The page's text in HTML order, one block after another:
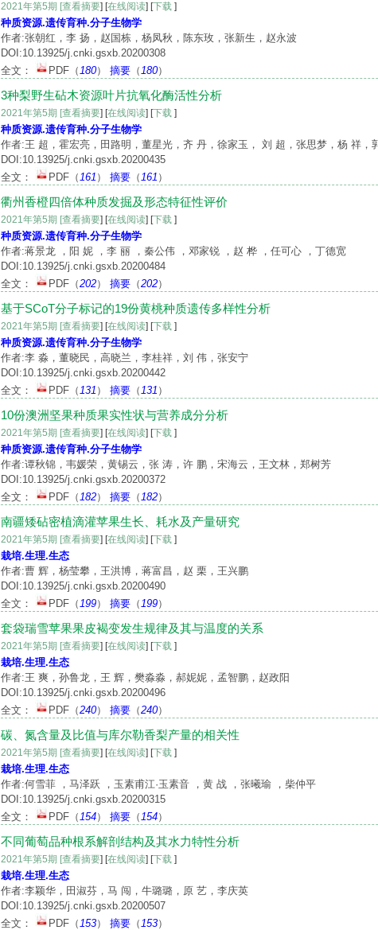
2021年第5期 [查看摘要] [在线阅读] [下载 ]
种质资源.遗传育种.分子生物学
作者:张朝红，李 扬，赵国栋，杨凤秋，陈东玫，张新生，赵永波
DOI:10.13925/j.cnki.gsxb.20200308
全文：
PDF （180） 摘要 （180）
3种梨野生砧木资源叶片抗氧化酶活性分析
2021年第5期 [查看摘要] [在线阅读] [下载 ]
种质资源.遗传育种.分子生物学
作者:王 超，霍宏亮，田路明，董星光，齐 丹，徐家玉， 刘 超，张思梦，杨 祥，
DOI:10.13925/j.cnki.gsxb.20200435
全文：
PDF （161 ） 摘要 （161 ）
衢州香橙四倍体种质发掘及形态特征性评价
2021年第5期 [查看摘要] [在线阅读] [下载 ]
种质资源.遗传育种.分子生物学
作者:蒋景龙 ，阳 妮 ，李 丽 ，秦公伟 ，邓家锐 ，赵 桦 ，任可心 ，丁德宽
DOI:10.13925/j.cnki.gsxb.20200484
全文：
PDF （202） 摘要 （202）
基于SCoT分子标记的19份黄桃种质遗传多样性分析
2021年第5期 [查看摘要] [在线阅读] [下载 ]
种质资源.遗传育种.分子生物学
作者:李 淼，董晓民，高晓兰，李桂祥，刘 伟，张安宁
DOI:10.13925/j.cnki.gsxb.20200442
全文：
PDF （131 ） 摘要 （131 ）
10份澳洲坚果种质果实性状与营养成分分析
2021年第5期 [查看摘要] [在线阅读] [下载 ]
种质资源.遗传育种.分子生物学
作者:谭秋锦，韦媛荣，黄锡云，张 涛，许 鹏，宋海云，王文林，郑树芳
DOI:10.13925/j.cnki.gsxb.20200372
全文：
PDF （182） 摘要 （182）
南疆矮砧密植滴灌苹果生长、耗水及产量研究
2021年第5期 [查看摘要] [在线阅读] [下载 ]
栽培.生理.生态
作者:曹 辉，杨莹攀，王洪博，蒋富昌，赵 栗，王兴鹏
DOI:10.13925/j.cnki.gsxb.20200490
全文：
PDF （199） 摘要 （199）
套袋瑞雪苹果果皮褐变发生规律及其与温度的关系
2021年第5期 [查看摘要] [在线阅读] [下载 ]
栽培.生理.生态
作者:王 爽，孙鲁龙，王 辉，樊淼淼，郝妮妮，孟智鹏，赵政阳
DOI:10.13925/j.cnki.gsxb.20200496
全文：
PDF （240） 摘要 （240）
碳、氮含量及比值与库尔勒香梨产量的相关性
2021年第5期 [查看摘要] [在线阅读] [下载 ]
栽培.生理.生态
作者:何雪菲 ，马泽跃 ，玉素甫江·玉素音 ，黄 战 ，张曦瑜 ，柴仲平
DOI:10.13925/j.cnki.gsxb.20200315
全文：
PDF （154） 摘要 （154）
不同葡萄品种根系解剖结构及其水力特性分析
2021年第5期 [查看摘要] [在线阅读] [下载 ]
栽培.生理.生态
作者:李颖华，田淑芬，马 闯，牛璐璐，原 艺，李庆英
DOI:10.13925/j.cnki.gsxb.20200507
全文：
PDF （153） 摘要 （153）